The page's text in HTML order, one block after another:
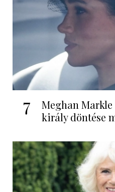
7
Meghan
király döntése